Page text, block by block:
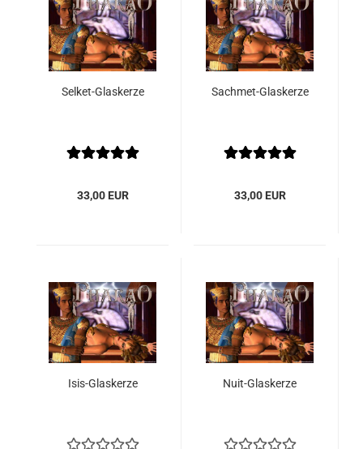
Selket-Glaskerze
33,00 EUR
Sachmet-Glaskerze
33,00 EUR
Isis-Glaskerze Nuit-Glaskerze